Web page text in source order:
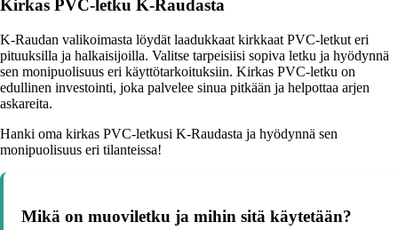
Kirkas PVC-letku K-Raudasta
K-Raudan valikoimasta löydät laadukkaat kirkkaat PVC-letkut eri
pituuksilla ja halkaisijoilla. Valitse tarpeisiisi sopiva letku ja hyödynnä
sen monipuolisuus eri käyttötarkoituksiin. Kirkas PVC-letku on
edullinen investointi, joka palvelee sinua pitkään ja helpottaa arjen
askareita.
Hanki oma kirkas PVC-letkusi K-Raudasta ja hyödynnä sen
monipuolisuus eri tilanteissa!
Mikä on muoviletku ja mihin sitä käytetään?